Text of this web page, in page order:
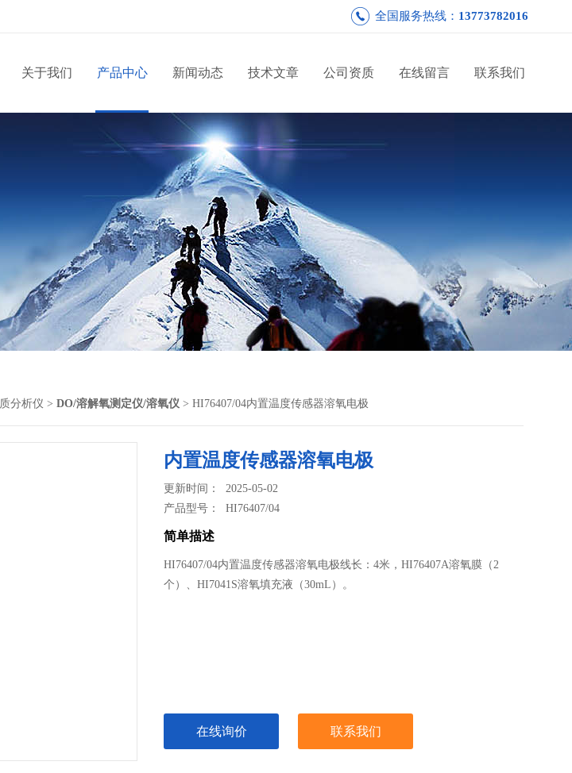
全国服务热线： 13773782016
关于我们 产品中心 新闻动态 技术文章 公司资质 在线留言 联系我们
分析仪 > DO/溶解氧测定仪/溶氧仪 > HI76407/04内置温度传感器溶氧电极
内置温度传感器溶氧电极
更新时间： 2025-05-02
产品型号：HI76407/04
简单描述
HI76407/04内置温度传感器溶氧电极线长：4米，HI76407A溶氧膜（2
个）、HI7041S溶氧填充液（30mL）。
在线询价 联系我们